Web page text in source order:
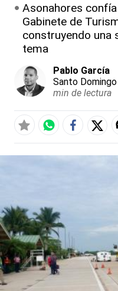
Asonahores
Gabinete de
construyendo una
tema
Pablo García
Santo Domingo
min de lectura